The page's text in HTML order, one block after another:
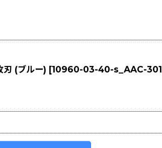
刃 (ブルー) [10960-03-40-s_AAC-301